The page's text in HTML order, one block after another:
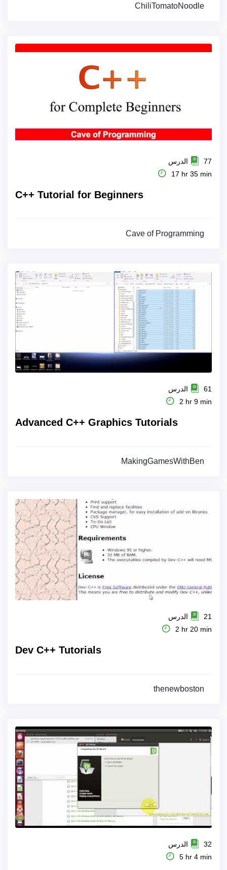
ChiliTomatoNoodle
77 الدرس
17 hr 35 min
C++ Tutorial for Beginners
Cave of Programming
61 الدرس
2 hr 9 min
Advanced C++ Graphics Tutorials
MakingGamesWithBen
21 الدرس
2 hr 20 min
Dev C++ Tutorials
thenewboston
32 الدرس
5 hr 4 min